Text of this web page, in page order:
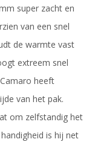
super zacht en
van een snel
de warmte vast
extreem snel
heeft
van het pak.
om zelfstandig het
is hij net